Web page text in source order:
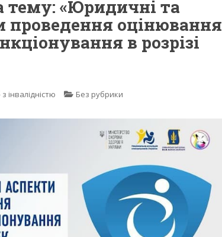
тему: «Юридичні та
проведення оцінювання
в розрізі
інвалідністю Без рубрики